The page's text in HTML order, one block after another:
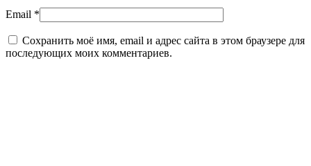
Email *
Сохранить моё имя, email и адрес сайта в этом браузере для
последующих моих комментариев.